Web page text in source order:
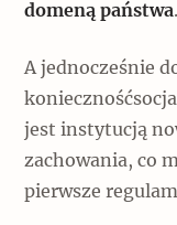
domeną państwa.
A jednocześnie
jest instytucją
zachowania, co
pierwsze